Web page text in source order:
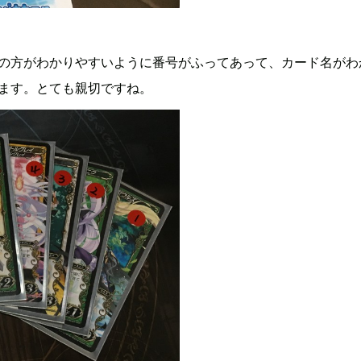
方がわかりやすいように番号がふってあって、カード名が
す。とても親切ですね。